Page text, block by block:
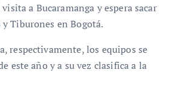
a Bucaramanga y espera sacar
Tiburones en Bogotá.
respectivamente, los equipos se
este año y a su vez clasifica a la